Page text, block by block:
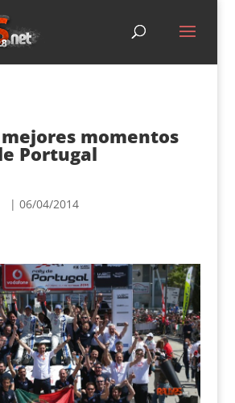
momentos
Portugal
| 06/04/2014